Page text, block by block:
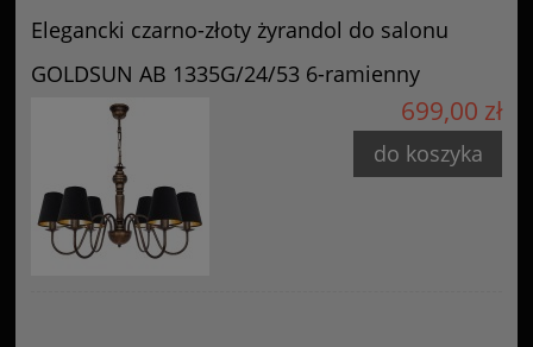
Elegancki czarno-złoty żyrandol do salonu
GOLDSUN AB 1335G/24/53 6-ramienny
699,00 zł
do koszyka